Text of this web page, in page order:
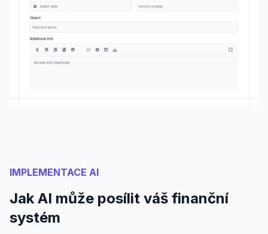
IMPLEMENTACE AI
Jak AI může posílit váš finanční
systém